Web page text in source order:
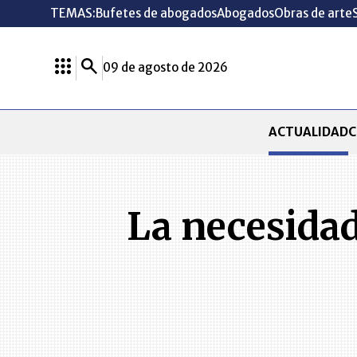
TEMAS:Bufetes de abogadosAbogadosObras de arte
09 de agosto de 2026
ACTUALIDAD
La